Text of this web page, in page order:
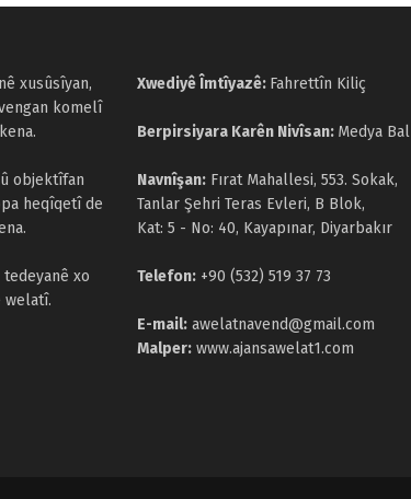
xusûsîyan,
komelî
objektîfan
heqîqetî de
xo
welatî.
Xwediyê Îmtîyazê: Fahrettîn Kiliç
Berpirsiyara Karên Nivîsan: Medya Bal
Navnîşan: Fırat Mahallesi, 553. Sokak,
Tanlar Şehri Teras Evleri, B Blok,
Kat: 5 - No: 40, Kayapınar, Diyarbakır
Telefon: +90 (532) 519 37 73
E-mail: awelatnavend@gmail.com
Malper: www.ajansawelat1.com